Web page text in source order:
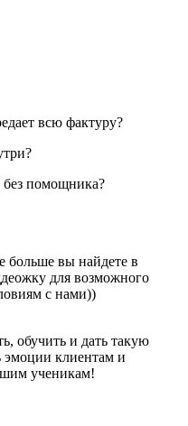
всю фактуру?
без помощника?
больше вы найдете в
для возможного
с нами))
обучить и дать такую
эмоции клиентам и
ученикам!